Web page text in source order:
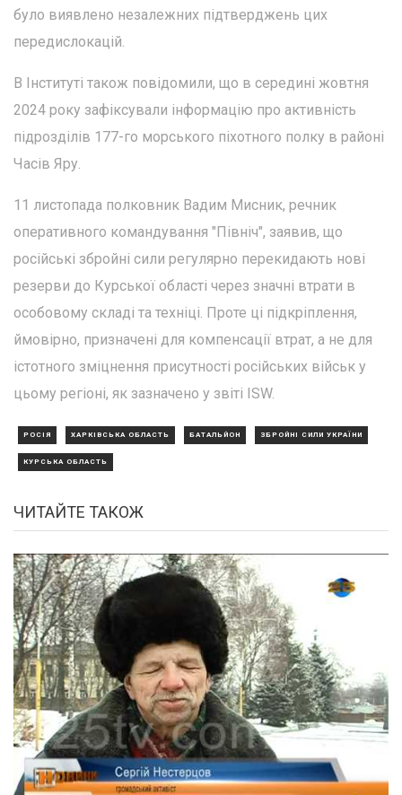
було виявлено незалежних підтверджень цих
передислокацій.
В Інституті також повідомили, що в середині жовтня
2024 року зафіксували інформацію про активність
підрозділів 177-го морського піхотного полку в районі
Часів Яру.
11 листопада полковник Вадим Мисник, речник
оперативного командування "Північ", заявив, що
російські збройні сили регулярно перекидають нові
резерви до Курської області через значні втрати в
особовому складі та техніці. Проте ці підкріплення,
ймовірно, призначені для компенсації втрат, а не для
істотного зміцнення присутності російських військ у
цьому регіоні, як зазначено у звіті ISW.
РОСІЯ ХАРКІВСЬКА ОБЛАСТЬ БАТАЛЬЙОН ЗБРОЙНІ СИЛИ УКРАЇНИ
КУРСЬКА ОБЛАСТЬ
ЧИТАЙТЕ ТАКОЖ